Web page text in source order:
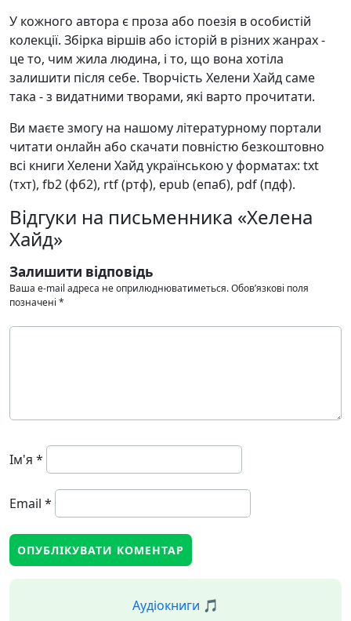
У кожного автора є проза або поезія в особистій
колекції. Збірка віршів або історій в різних жанрах -
це то, чим жила людина, і то, що вона хотіла
залишити після себе. Творчість Хелени Хайд саме
така - з видатними творами, які варто прочитати.
Ви маєте змогу на нашому літературному портали
читати онлайн або скачати повністю безкоштовно
всі книги Хелени Хайд українською у форматах: txt
(тхт), fb2 (фб2), rtf (ртф), epub (епаб), pdf (пдф).
Відгуки на письменника «Хелена
Хайд»
Залишити відповідь
Ваша e-mail адреса не оприлюднюватиметься.Обов’язкові поля
позначені *
Ім'я *
Email *
Аудіокниги 🎵